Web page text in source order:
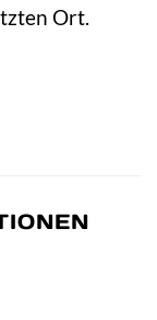
Ort.